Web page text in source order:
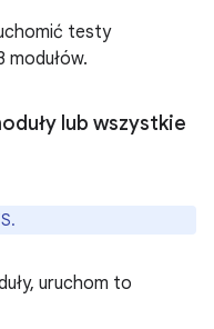
testy
modułów.
lub wszystkie
uruchom to